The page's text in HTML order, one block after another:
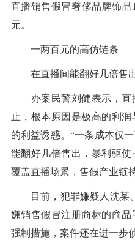
直播销售假冒奢侈品牌饰品
元。
一两百元的高仿链条
在直播间能翻好几倍售
办案民警刘健表示，直
止，根本原因是极高的利
的利益诱惑。“一条成本仅
能翻好几倍售出，暴利驱
覆盖直播场景，售假产业链
目前，犯罪嫌疑人沈某
嫌销售假冒注册商标的商
强制措施，案件还在进一步